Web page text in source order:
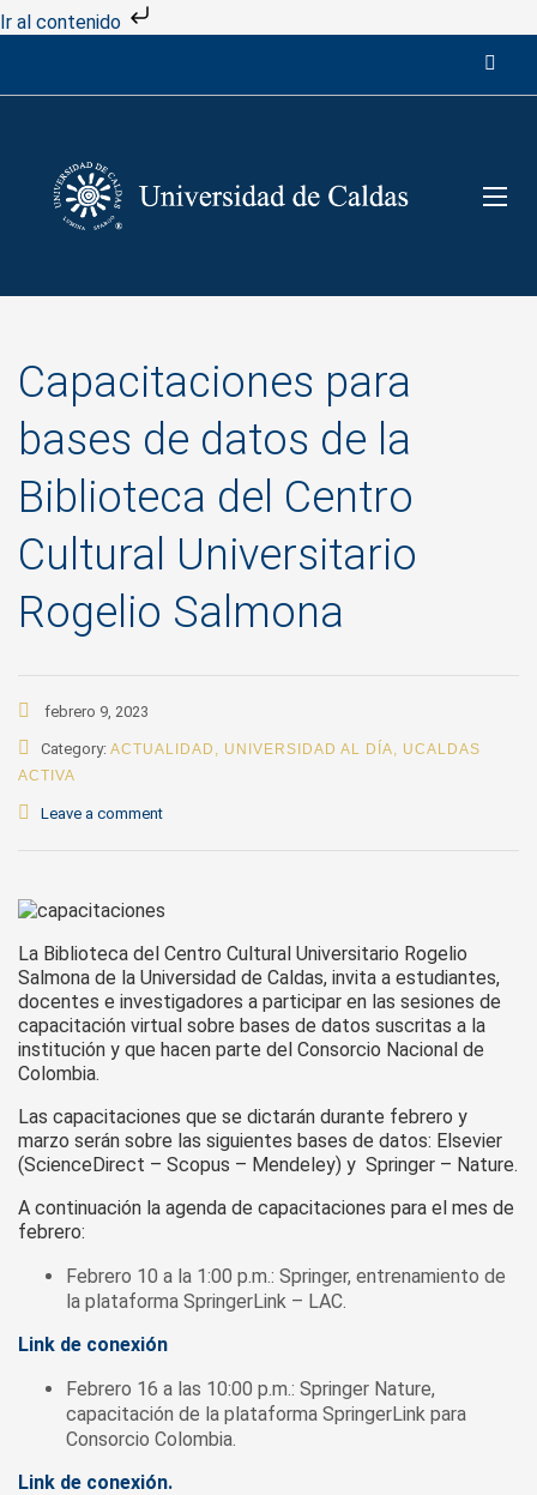
Ir al contenido
Capacitaciones para
bases de datos de la
Biblioteca del Centro
Cultural Universitario
Rogelio Salmona
febrero 9, 2023
Category: ACTUALIDAD , UNIVERSIDAD AL DÍA, UCALDAS
ACTIVA
Leave a comment
La Biblioteca del Centro Cultural Universitario Rogelio
Salmona de la Universidad de Caldas, invita a estudiantes,
docentes e investigadores a participar en las sesiones de
capacitación virtual sobre bases de datos suscritas a la
institución y que hacen parte del Consorcio Nacional de
Colombia.
Las capacitaciones que se dictarán durante febrero y
marzo serán sobre las siguientes bases de datos: Elsevier
(ScienceDirect – Scopus – Mendeley) y Springer – Nature.
A continuación la agenda de capacitaciones para el mes de
febrero:
Febrero 10 a la 1:00 p.m.: Springer, entrenamiento de
la plataforma SpringerLink – LAC.
Link de conexión
Febrero 16 a las 10:00 p.m.: Springer Nature,
capacitación de la plataforma SpringerLink para
Consorcio Colombia.
Link de conexión.